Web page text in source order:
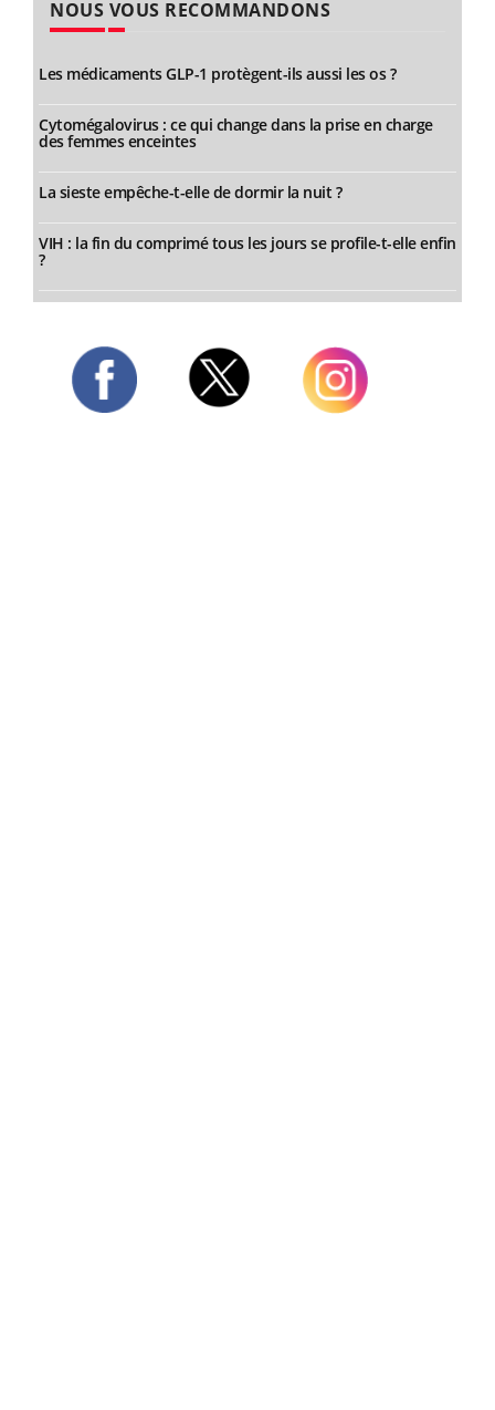
NOUS VOUS RECOMMANDONS
Les médicaments GLP-1 protègent-ils aussi les os ?
Cytomégalovirus : ce qui change dans la prise en charge
des femmes enceintes
La sieste empêche-t-elle de dormir la nuit ?
VIH : la fin du comprimé tous les jours se profile-t-elle enfin
?